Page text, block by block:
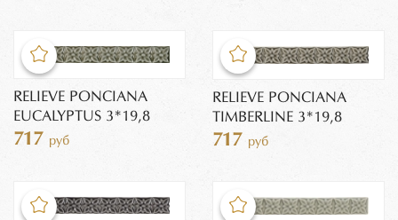
RELIEVE PONCIANA
EUCALYPTUS 3*19,8
717 руб
RELIEVE PONCIANA
TIMBERLINE 3*19,8
717 руб